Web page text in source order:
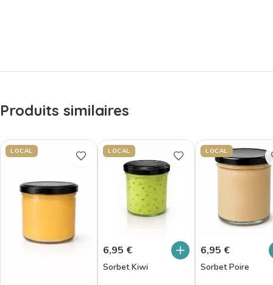
Produits similaires
LOCAL LOCAL
6,95 €
Sorbet Kiwi
LOCAL
6,95 €
Sorbet Poire